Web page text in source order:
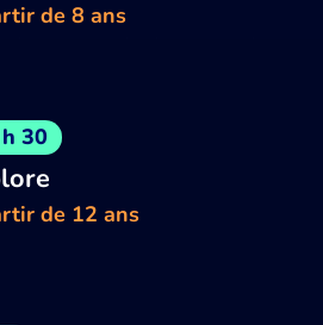
de 8 ans
30
de 12 ans